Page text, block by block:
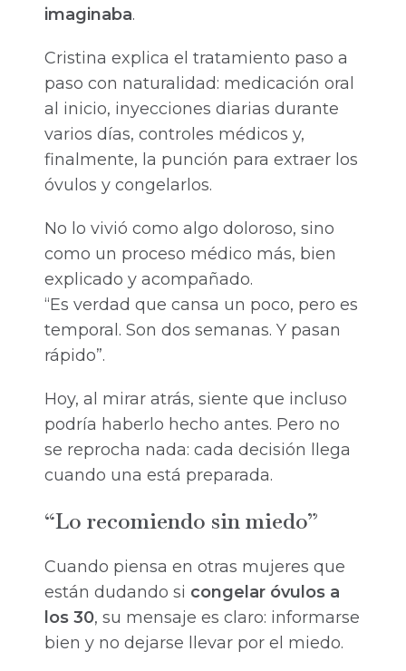
imaginaba.
Cristina explica el tratamiento paso a
paso con naturalidad: medicación oral
al inicio, inyecciones diarias durante
varios días, controles médicos y,
finalmente, la punción para extraer los
óvulos y congelarlos.
No lo vivió como algo doloroso, sino
como un proceso médico más, bien
explicado y acompañado.
“Es verdad que cansa un poco, pero es
temporal. Son dos semanas. Y pasan
rápido”.
Hoy, al mirar atrás, siente que incluso
podría haberlo hecho antes. Pero no
se reprocha nada: cada decisión llega
cuando una está preparada.
“Lo recomiendo sin miedo”
Cuando piensa en otras mujeres que
están dudando si congelar óvulos a
los 30, su mensaje es claro: informarse
bien y no dejarse llevar por el miedo.